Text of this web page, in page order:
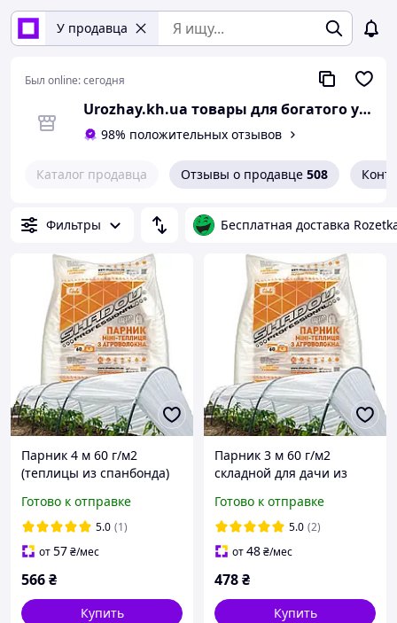
У продавца
Был online:сегодня
Urozhay.kh.ua товары для богатого урожая
98% положительных отзывов
Каталог продавца Отзывы о продавце 508
Фильтры Бесплатная доставка
Парник 4 м 60 г/м2
(теплицы из спанбонда)
огорода, рассады
Готово к отправке
5.0 (1)
от57₴/мес
566₴
Купить
Парник 3 м 60 г/м2
складной для дачи из
Готово к отправке
5.0 (2)
от48₴/мес
478₴
Купить